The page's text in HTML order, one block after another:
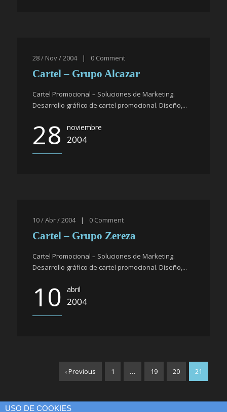
28 / Nov / 2004 | 0 Comment
Cartel – Grupo Alcazar
Cartel Promocional – Soluciones de Marketing.
Desarrollo gráfico de cartel promocional. Diseño,...
28 noviembre
2004
10 / Abr / 2004 | 0 Comment
Cartel – Grupo Zereza
Cartel Promocional – Soluciones de Marketing.
Desarrollo gráfico de cartel promocional. Diseño,...
10 abril
2004
‹ Previous 1 … 19 20 21
USO DE COOKIES